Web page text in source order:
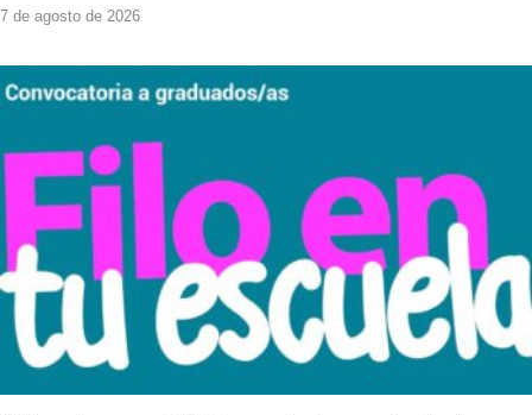
7 de agosto de 2026